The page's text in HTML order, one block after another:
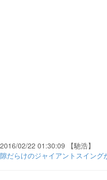
2016/02/22 01:30:09 【馳浩】
隙だらけのジャイアントスイン